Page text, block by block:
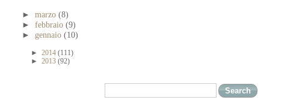
► marzo (8)
► febbraio (9)
► gennaio (10)
► 2014 (111)
► 2013 (92)